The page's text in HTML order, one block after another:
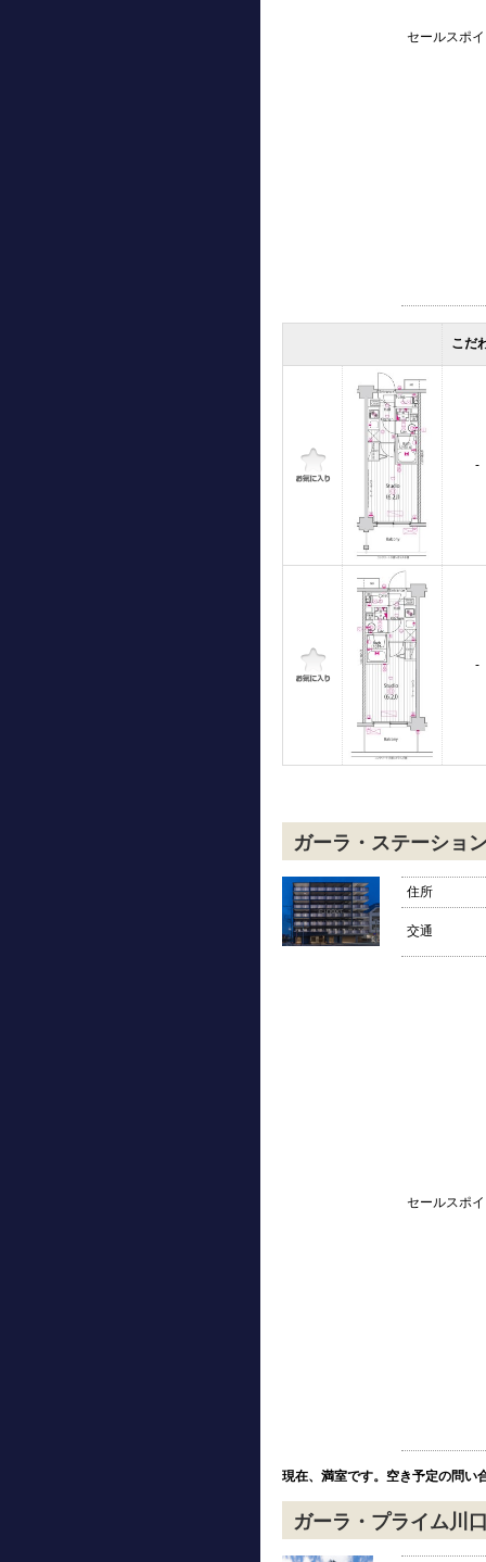
セールスポ
こだ
-
-
ガーラ・ステーショ
住所
交通
セールスポ
現在、満室です。空き予定の問い
ガーラ・プライム川